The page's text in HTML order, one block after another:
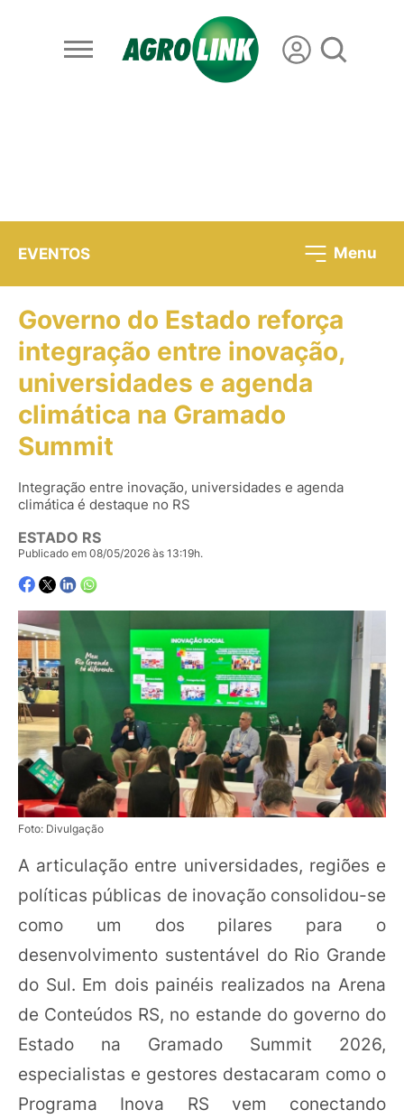
EVENTOS Menu
Governo do Estado reforça
integração entre inovação,
universidades e agenda
climática na Gramado
Summit
Integração entre inovação, universidades e agenda
climática é destaque no RS
ESTADO RS
Publicado em 08/05/2026 às 13:19h.
Foto: Divulgação
A articulação entre universidades, regiões e
políticas públicas de inovação consolidou-se
como um dos pilares para o
desenvolvimento sustentável do Rio Grande
do Sul. Em dois painéis realizados na Arena
de Conteúdos RS, no estande do governo do
Estado na Gramado Summit 2026,
especialistas e gestores destacaram como o
Programa Inova RS vem conectando